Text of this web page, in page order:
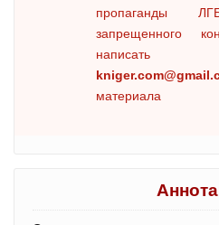
пропаганды
запрещенного
материала